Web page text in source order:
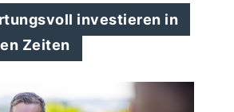
investieren in
Zeiten